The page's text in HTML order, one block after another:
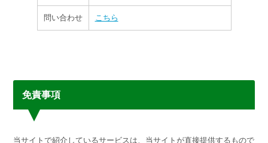
問い合わせ こちら
免責事項
当サイトで紹介しているサービスは、当サイトが直接提供するもので